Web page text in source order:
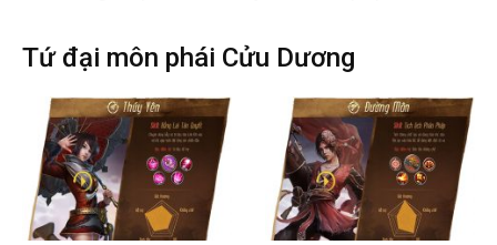
Tứ đại môn phái Cửu Dương